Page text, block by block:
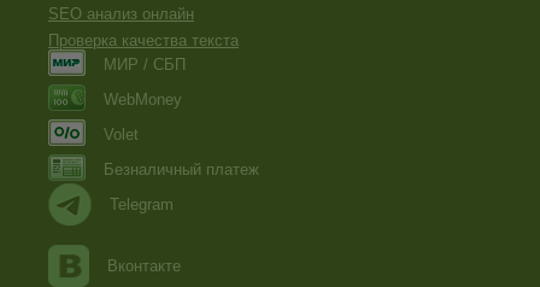
SEO анализ онлайн
Проверка качества текста
МИР / СБП
WebMoney
Volet
Безналичный платеж
Telegram
Вконтакте